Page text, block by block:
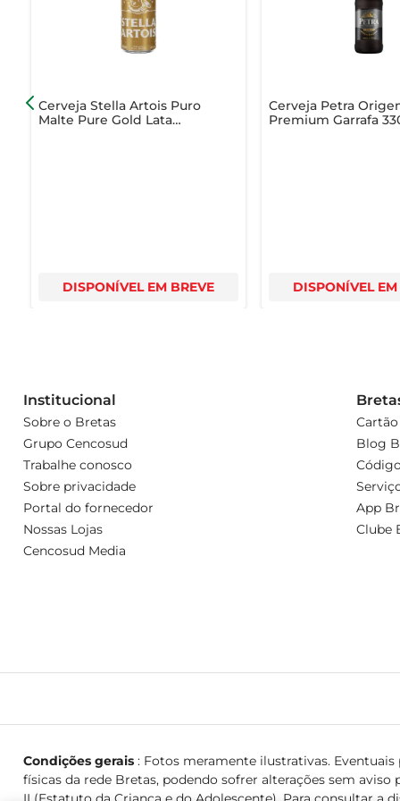
Cerveja Stella Artois Puro
Malte Pure Gold Lata
DISPONÍVEL EM BREVE
Cerveja Petra
Premium Garrafa
DISPONÍVEL EM
Institucional
Sobre o Bretas
Grupo Cencosud
Trabalhe conosco
Sobre privacidade
Portal do fornecedor
Nossas Lojas
Cencosud Media
Blog
App
Clube
Condições gerais: Fotos meramente ilustrativas. Eventuais
físicas da rede Bretas, podendo sofrer alterações sem aviso